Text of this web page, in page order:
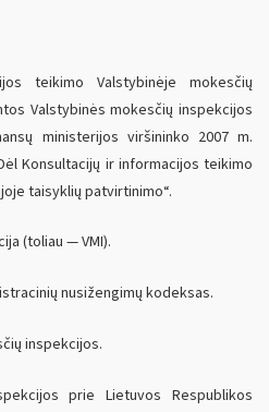
teikimo Valstybinėje mokesčių
Valstybinės mokesčių inspekcijos
ministerijos viršininko 2007 m.
Konsultacijų ir informacijos teikimo
taisyklių patvirtinimo“.
(toliau — VMI).
nusižengimų kodeksas.
inspekcijos.
prie Lietuvos Respublikos